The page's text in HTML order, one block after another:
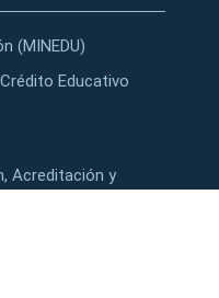
(MINEDU)
Educativo
Acreditación y